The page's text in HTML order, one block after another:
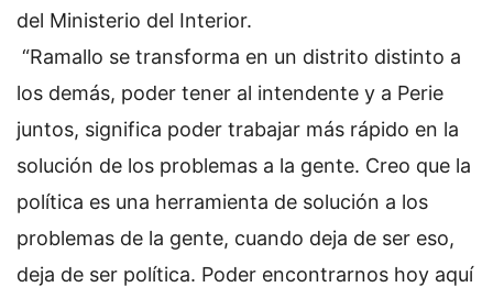
del Ministerio del Interior.
“Ramallo se transforma en un distrito distinto a
los demás, poder tener al intendente y a Perie
juntos, significa poder trabajar más rápido en la
solución de los problemas a la gente. Creo que la
política es una herramienta de solución a los
problemas de la gente, cuando deja de ser eso,
deja de ser política. Poder encontrarnos hoy aquí